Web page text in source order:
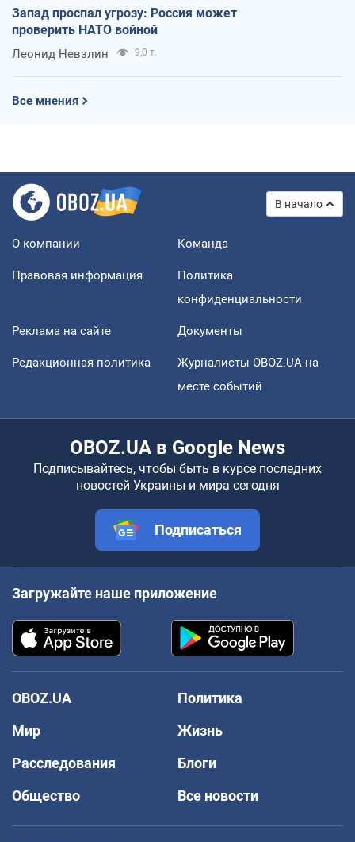
Запад проспал угрозу: Россия может
проверить НАТО войной
Леонид Невзлин 9,0 т.
Все мнения
В начало
О компании Команда
Правовая информация
Политика
конфиденциальности
Реклама на сайте Документы
Редакционная политика
Журналисты OBOZ.UA на
месте событий
OBOZ.UA в Google News
Подписывайтесь, чтобы быть в курсе последних
новостей Украины и мира сегодня
Подписаться
Загружайте наше приложение
OBOZ.UA
Политика
Мир
Жизнь
Расследования
Блоги
Общество
Все новости